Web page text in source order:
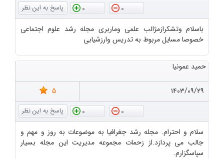
0
0
باسلام وتشکرازمژالب علمی وماربری مجله رشد علوم اجتماعی
خصوصا مسایل مربوط به تدریس وارزشیابی
حمید عمونیا
۱۴۰۳/۰۹/۲۹
5
0
0
سلام و احترام. مجله رشد جغرافیا به موضوعات به روز و مهم و
جالب می پردازد.از زحمات مجموعه مدیریت این مجله بسیار
سپاسگزارم.